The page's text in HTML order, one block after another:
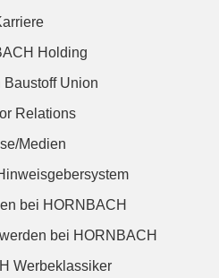
Holding
Baustoff Union
Relations
Medien
bei HORNBACH
bei HORNBACH
Werbeklassiker